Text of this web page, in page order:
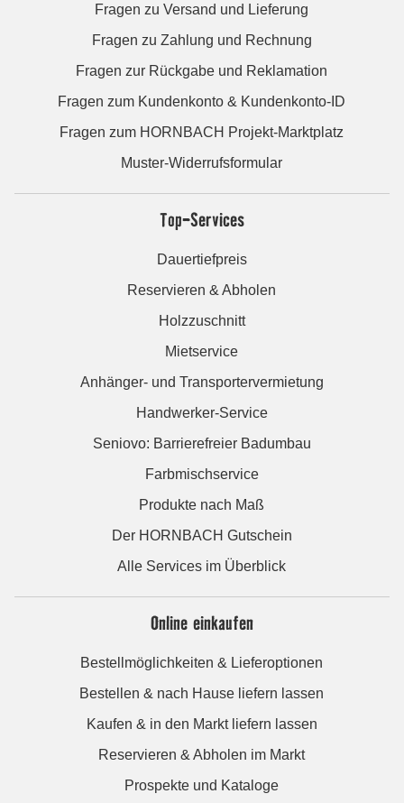
Fragen zu Versand und Lieferung
Fragen zu Zahlung und Rechnung
Fragen zur Rückgabe und Reklamation
Fragen zum Kundenkonto & Kundenkonto-ID
Fragen zum HORNBACH Projekt-Marktplatz
Muster-Widerrufsformular
Top-Services
Dauertiefpreis
Reservieren & Abholen
Holzzuschnitt
Mietservice
Anhänger- und Transportervermietung
Handwerker-Service
Seniovo: Barrierefreier Badumbau
Farbmischservice
Produkte nach Maß
Der HORNBACH Gutschein
Alle Services im Überblick
Online einkaufen
Bestellmöglichkeiten & Lieferoptionen
Bestellen & nach Hause liefern lassen
Kaufen & in den Markt liefern lassen
Reservieren & Abholen im Markt
Prospekte und Kataloge